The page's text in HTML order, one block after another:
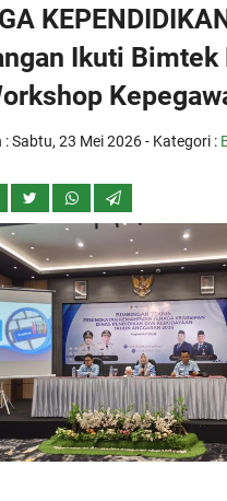
Ikuti Bimtek
:Sabtu, 23 Mei 2026- Kategori :